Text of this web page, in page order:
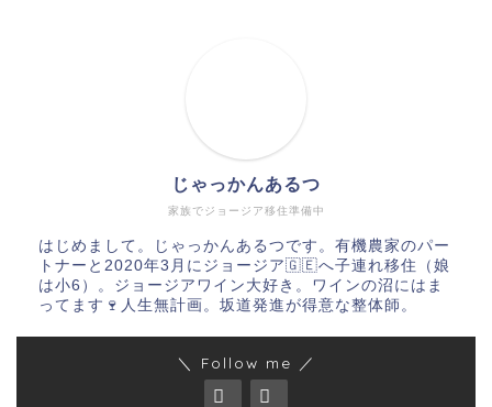
家族でジョージア移住準備中
じゃっかんあるつ
はじめまして。じゃっかんあるつです。有機農家のパー
トナーと2020年3月にジョージア🇬🇪へ子連れ移住（娘
は小6）。ジョージアワイン大好き。ワインの沼にはま
ってます🍷人生無計画。坂道発進が得意な整体師。
＼ Follow me ／